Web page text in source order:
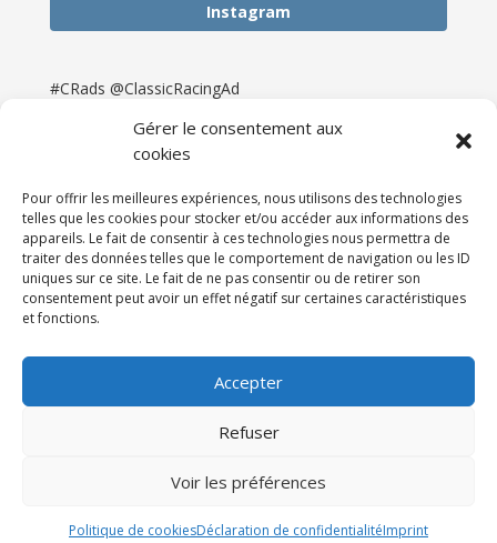
Gérer le consentement aux
cookies
Pour offrir les meilleures expériences, nous utilisons des technologies
telles que les cookies pour stocker et/ou accéder aux informations des
appareils. Le fait de consentir à ces technologies nous permettra de
traiter des données telles que le comportement de navigation ou les ID
uniques sur ce site. Le fait de ne pas consentir ou de retirer son
consentement peut avoir un effet négatif sur certaines caractéristiques
et fonctions.
Accepter
Refuser
Voir les préférences
Politique de cookiesDéclaration de confidentialitéImprint
Instagram
#CRads @ClassicRacingAd
Newsletter & Presse
Partenaires
Tarifs
Espace Client
121DigitalGroup |
121DigitalGroup